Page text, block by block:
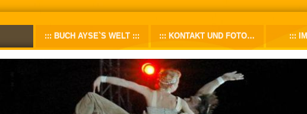
BUCH AYSE`S WELT KONTAKT UND FOTOS